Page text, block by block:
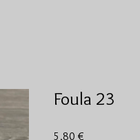
Foula 23
5,80 €